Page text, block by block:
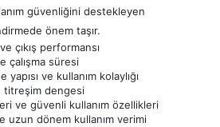
güvenliğini destekleyen
önem taşır.
çıkış performansı
çalışma süresi
yapısı ve kullanım kolaylığı
titreşim dengesi
ve güvenli kullanım özellikleri
uzun dönem kullanım verimi